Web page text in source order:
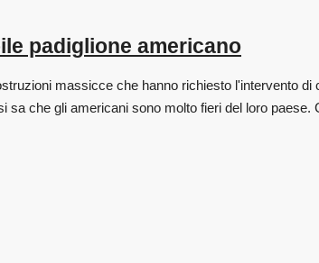
padiglione americano
massicce che hanno richiesto l'intervento
sa che gli americani sono molto fieri del loro